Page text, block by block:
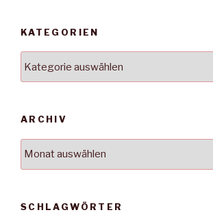
KATEGORIEN
ARCHIV
SCHLAGWÖRTER